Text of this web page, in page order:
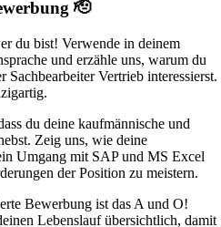
🫡
du bist! Verwende in deinem
und erzähle uns, warum du
Vertrieb interessierst.
du deine kaufmännische und
Zeig uns, wie deine
Umgang mit SAP und MS Excel
der Position zu meistern.
Bewerbung ist das A und O!
Lebenslauf übersichtlich, damit